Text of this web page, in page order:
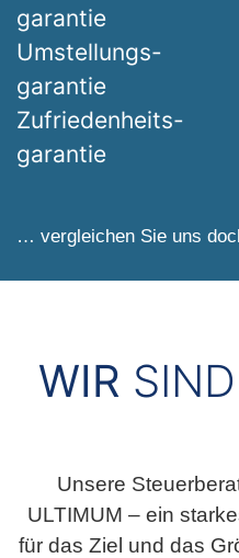
garantie
Umstellungs-
garantie
Zufriedenheits-
garantie
… vergleichen Sie uns
WIR SIND
Unsere
ULTIMUM – ein
für das Ziel und das